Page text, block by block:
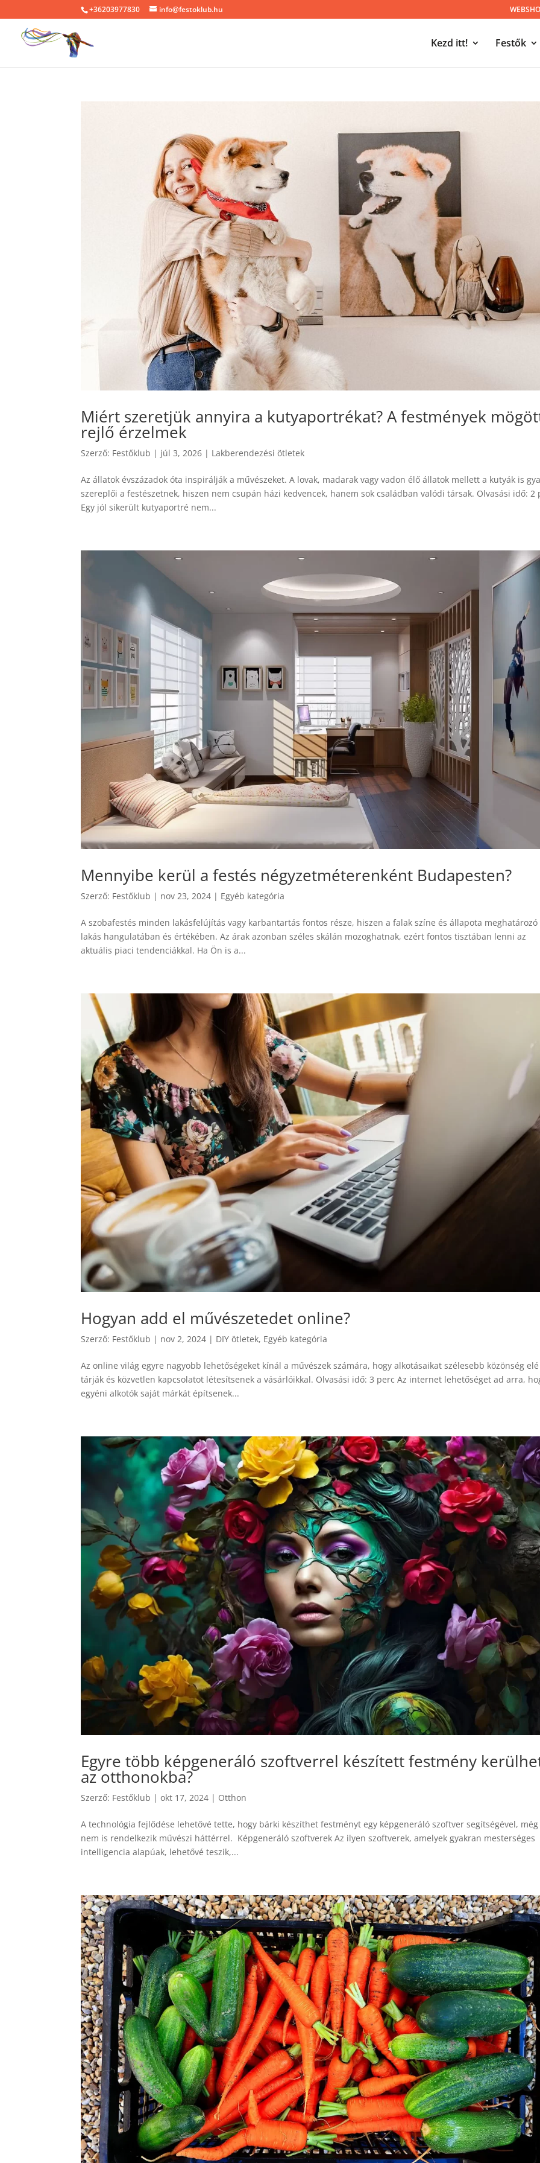
+36203977830 info@festoklub.hu
Kezd itt! Festők
Miért szeretjük annyira a kutyaportrékat? A festmények
rejlő érzelmek
Szerző: Festőklub | júl 3, 2026 | Lakberendezési ötletek
Az állatok évszázadok óta inspirálják a művészeket. A lovak, madarak vagy vadon élő állatok mellett a kutyák is
szereplői a festészetnek, hiszen nem csupán házi kedvencek, hanem sok családban valódi társak. Olvasási idő: 2
Egy jól sikerült kutyaportré nem...
Mennyibe kerül a festés négyzetméterenként Budapesten?
Szerző: Festőklub | nov 23, 2024 | Egyéb kategória
A szobafestés minden lakásfelújítás vagy karbantartás fontos része, hiszen a falak színe és állapota meghatározó
lakás hangulatában és értékében. Az árak azonban széles skálán mozoghatnak, ezért fontos tisztában lenni az
aktuális piaci tendenciákkal. Ha Ön is a...
Hogyan add el művészetedet online?
Szerző: Festőklub | nov 2, 2024 | DIY ötletek, Egyéb kategória
Az online világ egyre nagyobb lehetőségeket kínál a művészek számára, hogy alkotásaikat szélesebb közönség elé
tárják és közvetlen kapcsolatot létesítsenek a vásárlóikkal. Olvasási idő: 3 perc Az internet lehetőséget ad arra,
egyéni alkotók saját márkát építsenek...
Egyre több képgeneráló szoftverrel készített festmény
az otthonokba?
Szerző: Festőklub |okt 17, 2024 | Otthon
A technológia fejlődése lehetővé tette, hogy bárki készíthet festményt egy képgeneráló szoftver segítségével,
nem is rendelkezik művészi háttérrel. Képgeneráló szoftverek Az ilyen szoftverek, amelyek gyakran mesterséges
intelligencia alapúak, lehetővé teszik,...